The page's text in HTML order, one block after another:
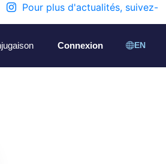
Pour plus d'actualités, suivez-
Connexion EN